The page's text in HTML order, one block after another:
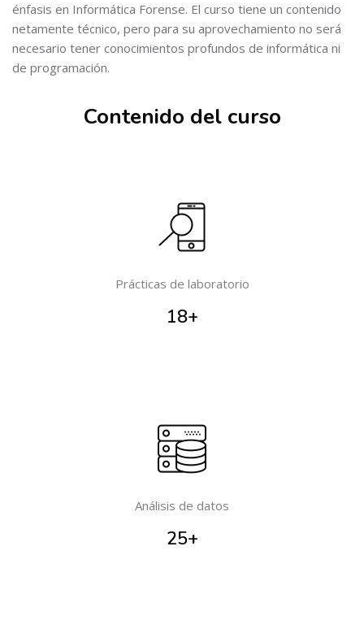
énfasis en Informática Forense. El curso tiene un contenido
netamente técnico, pero para su aprovechamiento no será
necesario tener conocimientos profundos de informática ni
de programación.
Salta [Cocoon] Simple Counters
Contenido del curso
Prácticas de laboratorio
18+
Análisis de datos
25+